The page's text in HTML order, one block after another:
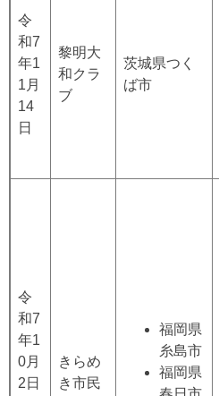
令
和7
年1
1月
14
日
黎明大
和クラ
ブ
茨城県つく
ば市
令
和7
年1
0月
2日
きらめ
き市民
福岡県
糸島市
福岡県